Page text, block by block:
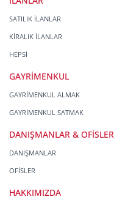
SATILIK İLANLAR
KİRALIK İLANLAR
HEPSİ
GAYRİMENKUL
GAYRİMENKUL ALMAK
GAYRİMENKUL SATMAK
DANIŞMANLAR & OFİSLER
DANIŞMANLAR
OFİSLER
HAKKIMIZDA